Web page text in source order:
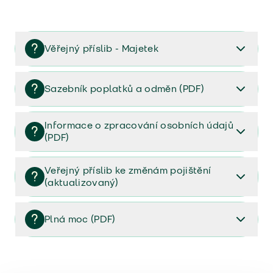
Věřejný příslib - Majetek
Věřejný příslib majetek 2023
Sazebník poplatků a odměn (PDF)
Sazebník poplatků a odměn (PDF)
Informace o zpracování osobních údajů
(PDF)
Informace o zpracování osobních údajů (PDF)
Veřejný příslib ke změnám pojištění
(aktualizovaný)
Veřejný příslib ke změnám pojištění (aktualizovaný)
Plná moc (PDF)